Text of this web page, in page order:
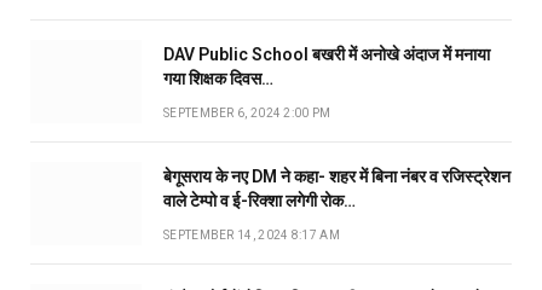
DAV Public School बखरी में अनोखे अंदाज में मनाया
गया शिक्षक दिवस…
SEPTEMBER 6, 2024 2:00 PM
बेगूसराय के नए DM ने कहा- शहर में बिना नंबर व रजिस्ट्रेशन
वाले टेम्पो व ई-रिक्शा लगेगी रोक…
SEPTEMBER 14, 2024 8:17 AM